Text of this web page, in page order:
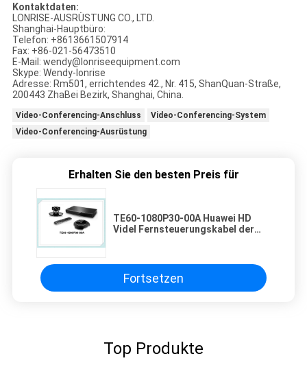
Kontaktdaten:
LONRISE-AUSRÜSTUNG CO., LTD.
Shanghai-Hauptbüro:
Telefon: +8613661507914
Fax: +86-021-56473510
E-Mail: wendy@lonriseequipment.com
Skype: Wendy-lonrise
Adresse: Rm501, errichtendes 42., Nr. 415, ShanQuan-Straße,
200443 ZhaBei Bezirk, Shanghai, China.
Video-Conferencing-Anschluss
Video-Conferencing-System
Video-Conferencing-Ausrüstung
Erhalten Sie den besten Preis für
TE60-1080P30-00A Huawei HD
Videl Fernsteuerungskabel der
Fortsetzen
Top Produkte